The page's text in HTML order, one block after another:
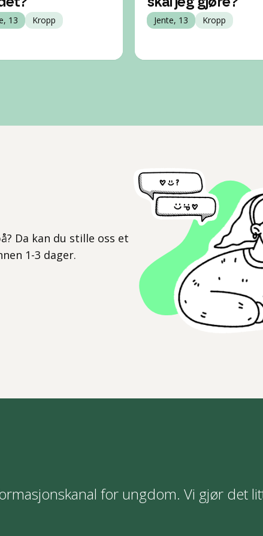
13 Kropp Jente, 13 Kropp
Da kan du stille oss et
1-3 dager.
for ungdom. Vi gjør det